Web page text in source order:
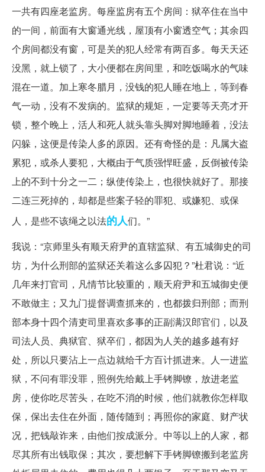
一共有四座老监房。每座监房有五个房间：狱卒住在当中
的一间，前面有大窗通光线，屋顶有小窗透空气；其余四
个房间都没有窗，可是关的犯人经常有两百多。每天天还
没黑，就上锁了，大小便都在房间里，和吃饭喝水的气味
混在一道。加上寒冬腊月，没钱的犯人睡在地上，等到春
气一动，没有不发病的。监狱的规矩，一定要等天亮才开
锁，整个晚上，活人和死人就头靠头脚对脚地睡着，没法
闪躲，这便是传染人多的原因。还有奇怪的是：凡属大盗
累犯，或杀人要犯，大概由于气质强悍旺盛，反倒被传染
上的不到十分之一二；纵使传染上，也很快就好了。那接
二连三死掉的，却都是些案子轻的罪犯、或嫌犯、或保
人，是些不该绳之以法的人们。”
我说：“京师里头有顺天府尹的直辖监狱、有五城御史的司
坊，为什么刑部的监狱还关着这么多囚犯？”杜君说：“近
几年来打官司，凡情节比较重的，顺天府尹和五城御史便
不敢做主；又九门提督调查抓来的，也都拨归刑部；而刑
部本身十四个清吏司里喜欢多事的正副满汉郎官们，以及
司法人员、典狱官、狱卒们，都因为人关的越多越有好
处，所以只要沾上一点边就给千方百计抓进来。人一进监
狱，不问有罪没罪，照例先给戴上手铐脚镣，放进老监
房，使你吃尽苦头，在吃不消的时候，他们就教你怎样取
保，保出去住在外面，随传随到；再照你的家庭、财产状
况，把钱敲诈来，由他们按成派分。中等以上的人家，都
尽其所有出钱取保；其次，要想解下手铐脚镣搬到老监房